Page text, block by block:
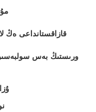
قازاقستانداعى ەڭ
ورىستىڭ بەس سولبەسىن